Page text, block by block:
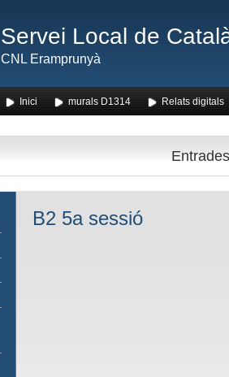
Servei Local de
CNL Eramprunyà
Inici murals D1314 Relats digitals
B2 5a sessió